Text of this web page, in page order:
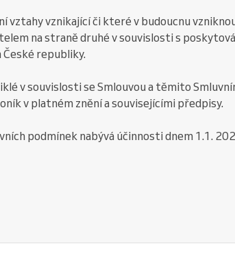
vztahy vznikající či které v budoucnu
na straně druhé v souvislosti s
republiky.
v souvislosti se Smlouvou a těmito
v platném znění a souvisejícími předpisy.
podmínek nabývá účinnosti dnem 1.1.